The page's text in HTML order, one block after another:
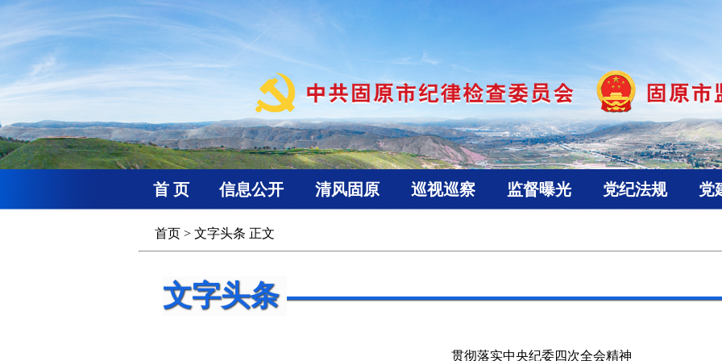
首 页 信息公开 清风固原 巡视巡察 监督曝光 党纪法规 党
首页 > 文字头条 正文
文字头条
贯彻落实中央纪委四次全会精神